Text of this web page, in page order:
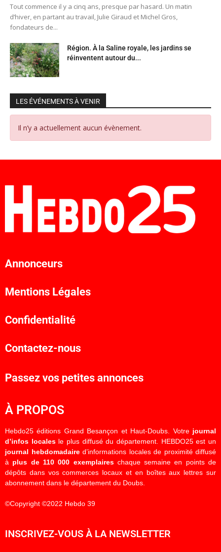
Tout commence il y a cinq ans, presque par hasard. Un matin
d’hiver, en partant au travail, Julie Giraud et Michel Gros,
fondateurs de...
Région. À la Saline royale, les jardins se
réinventent autour du...
LES ÉVÉNEMENTS À VENIR
Il n’y a actuellement aucun évènement.
Annonceurs
Mentions Légales
Confidentialité
Contactez-nous
Passez vos petites annonces
À PROPOS
Hebdo25 éditions Grand Besançon et Haut-Doubs. Votre journal
d’infos localesle plus diffusé du département. HEBDO25 est un
journal hebdomadaired’informations locales de proximité diffusé
à plus de 110 000 exemplaireschaque semaine en points de
dépôts dans vos commerces locaux et en boîtes aux lettres sur
abonnement dans le département du Doubs.
©Copyright ©2022 Hebdo 39
INSCRIVEZ-VOUS À LA NEWSLETTER